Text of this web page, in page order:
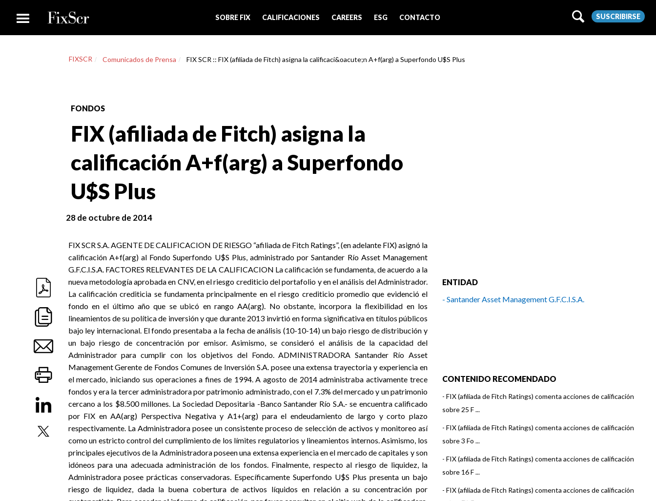
SOBRE FIX CALIFICACIONES CAREERS ESG CONTACTO SUSCRIBIRSE
FIXSCR Comunicados de Prensa FIX SCR :: FIX (afiliada de Fitch) asigna la calificaci&oacute;n A+f(arg) a Superfondo U$S Plus
FONDOS
FIX (afiliada de Fitch) asigna la
calificación A+f(arg) a Superfondo
U$S Plus
28 de octubre de 2014
FIX SCR S.A. AGENTE DE CALIFICACION DE RIESGO “afiliada de Fitch Ratings”, (en adelante FIX) asignó la
calificación A+f(arg) al Fondo Superfondo U$S Plus, administrado por Santander Río Asset Management
G.F.C.I.S.A. FACTORES RELEVANTES DE LA CALIFICACION La calificación se fundamenta, de acuerdo a la
nueva metodología aprobada en CNV, en el riesgo crediticio del portafolio y en el análisis del Administrador.
La calificación crediticia se fundamenta principalmente en el riesgo crediticio promedio que evidenció el
fondo en el último año que se ubicó en rango AA(arg). No obstante, incorpora la flexibilidad en los
lineamientos de su política de inversión y que durante 2013 invirtió en forma significativa en títulos públicos
bajo ley internacional. El fondo presentaba a la fecha de análisis (10-10-14) un bajo riesgo de distribución y
un bajo riesgo de concentración por emisor. Asimismo, se consideró el análisis de la capacidad del
Administrador para cumplir con los objetivos del Fondo. ADMINISTRADORA Santander Río Asset
Management Gerente de Fondos Comunes de Inversión S.A. posee una extensa trayectoria y experiencia en
el mercado, iniciando sus operaciones a fines de 1994. A agosto de 2014 administraba activamente trece
fondos y era la tercer administradora por patrimonio administrado, con el 7.3% del mercado y un patrimonio
cercano a los $8.500 millones. La Sociedad Depositaria -Banco Santander Río S.A.- se encuentra calificado
por FIX en AA(arg) Perspectiva Negativa y A1+(arg) para el endeudamiento de largo y corto plazo
respectivamente. La Administradora posee un consistente proceso de selección de activos y monitoreo así
como un estricto control del cumplimiento de los límites regulatorios y lineamientos internos. Asimismo, los
principales ejecutivos de la Administradora poseen una extensa experiencia en el mercado de capitales y son
idóneos para una adecuada administración de los fondos. Finalmente, respecto al riesgo de liquidez, la
Administradora posee prácticas conservadoras. Específicamente Superfondo U$S Plus presenta un bajo
riesgo de liquidez, dada la buena cobertura de activos líquidos en relación a su concentración por
ENTIDAD
- Santander Asset Management G.F.C.I.S.A.
CONTENIDO RECOMENDADO
- FIX (afiliada de Fitch Ratings) comenta acciones de calificación
sobre 25 F ...
- FIX (afiliada de Fitch Ratings) comenta acciones de calificación
sobre 3 Fo ...
- FIX (afiliada de Fitch Ratings) comenta acciones de calificación
sobre 16 F ...
- FIX (afiliada de Fitch Ratings) comenta acciones de calificación